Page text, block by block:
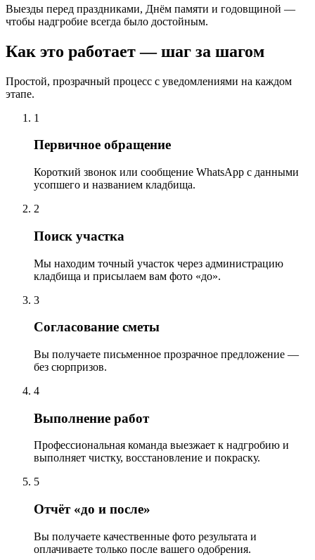
Выезды перед праздниками, Днём памяти и годовщиной —
чтобы надгробие всегда было достойным.
Как это работает — шаг за шагом
Простой, прозрачный процесс с уведомлениями на каждом
этапе.
1
Первичное обращение
Короткий звонок или сообщение WhatsApp с данными
усопшего и названием кладбища.
2
Поиск участка
Мы находим точный участок через администрацию
кладбища и присылаем вам фото «до».
3
Согласование сметы
Вы получаете письменное прозрачное предложение —
без сюрпризов.
4
Выполнение работ
Профессиональная команда выезжает к надгробию и
выполняет чистку, восстановление и покраску.
5
Отчёт «до и после»
Вы получаете качественные фото результата и
оплачиваете только после вашего одобрения.